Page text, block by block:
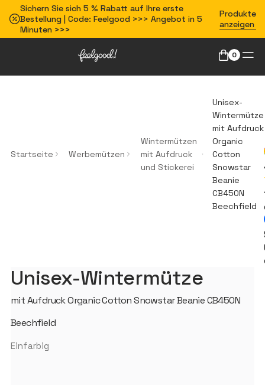
Sichern Sie sich 5 % Rabatt auf Ihre erste
Bestellung | Code: Feelgood >>> Angebot in 5
Minuten >>>
Produkte
anzeigen
0
Startseite Werbemützen
Wintermützen
mit Aufdruck
und Stickerei
Unisex-
Wintermütze
mit Aufdruck
Organic
Cotton
Snowstar
Beanie
CB450N
Beechfield
Unisex-Wintermütze
mit Aufdruck Organic Cotton Snowstar Beanie CB450N
Beechfield
Einfarbig